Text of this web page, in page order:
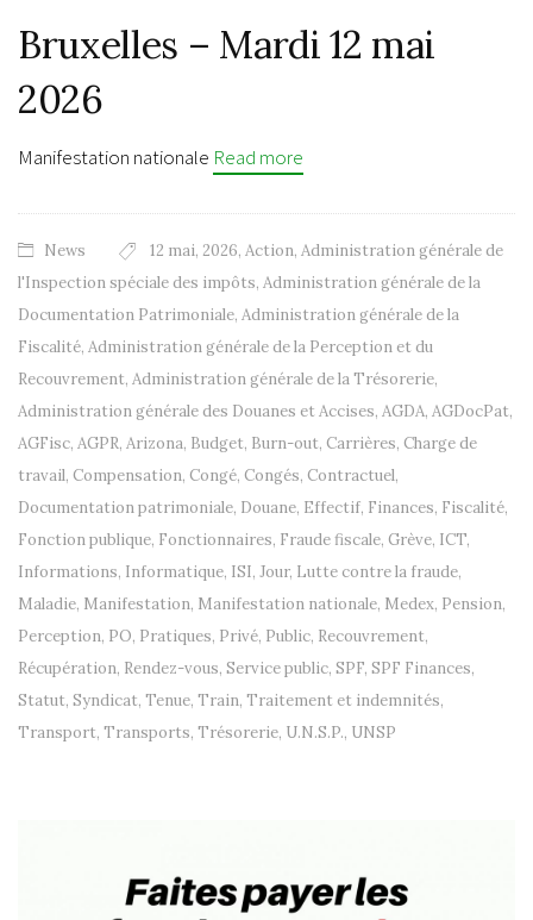
Bruxelles – Mardi 12 mai
2026
Manifestation nationale Read more
News 12 mai, 2026, Action, Administration générale de
l'Inspection spéciale des impôts, Administration générale de la
Documentation Patrimoniale, Administration générale de la
Fiscalité, Administration générale de la Perception et du
Recouvrement, Administration générale de la Trésorerie,
Administration générale des Douanes et Accises, AGDA, AGDocPat,
AGFisc, AGPR, Arizona, Budget, Burn-out, Carrières, Charge de
travail, Compensation, Congé, Congés, Contractuel,
Documentation patrimoniale, Douane, Effectif, Finances, Fiscalité,
Fonction publique, Fonctionnaires, Fraude fiscale, Grève, ICT,
Informations, Informatique, ISI, Jour, Lutte contre la fraude,
Maladie, Manifestation, Manifestation nationale, Medex, Pension,
Perception, PO, Pratiques, Privé, Public, Recouvrement,
Récupération, Rendez-vous, Service public, SPF, SPF Finances,
Statut, Syndicat, Tenue, Train, Traitement et indemnités,
Transport, Transports, Trésorerie, U.N.S.P., UNSP